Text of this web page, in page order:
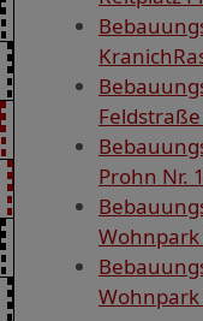
Prohn Nr.
Wohnpark
Wohnpark